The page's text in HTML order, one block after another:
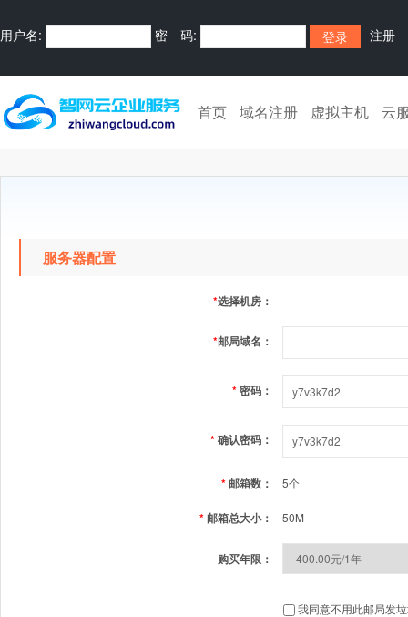
用户名: 密 码: 注册
首页 域名注册 虚拟主机 云
服务器配置
*选择机房：
*邮局域名：
*密码：
*确认密码：
*邮箱数： 5个
*邮箱总大小： 50M
购买年限：
我同意不用此邮局发